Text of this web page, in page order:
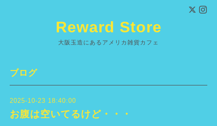
Reward Store
大阪玉造にあるアメリカ雑貨カフェ
ブログ
2025-10-23 18:40:00
お腹は空いてるけど・・・